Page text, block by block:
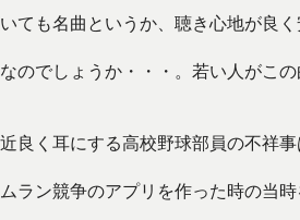
も名曲というか、聴き心地が良く
のでしょうか・・・。若い人がこ
く耳にする高校野球部員の不祥事
ラン競争のアプリを作った時の当